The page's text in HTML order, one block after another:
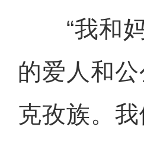
“我和妈
的爱人和
克孜族。